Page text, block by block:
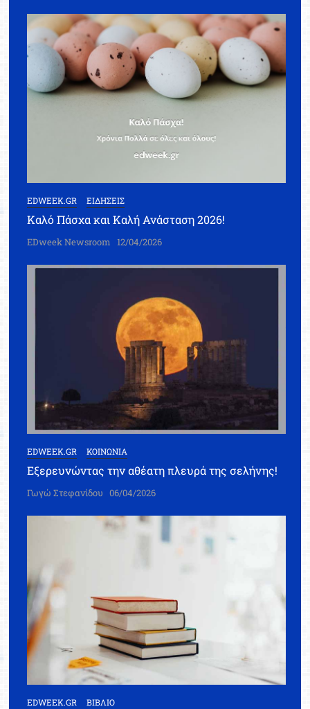
EDWEEK.GR ΕΙΔΗΣΕΙΣ
Καλό Πάσχα και Καλή Ανάσταση 2026!
EDweek Newsroom 12/04/2026
EDWEEK.GR ΚΟΙΝΩΝΙΑ
Εξερευνώντας την αθέατη πλευρά της σελήνης!
Γωγώ Στεφανίδου 06/04/2026
EDWEEK.GR ΒΙΒΛΙΟ